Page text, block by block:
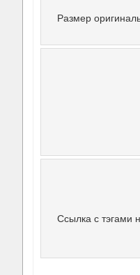
Размер
Ссылка с тэгами